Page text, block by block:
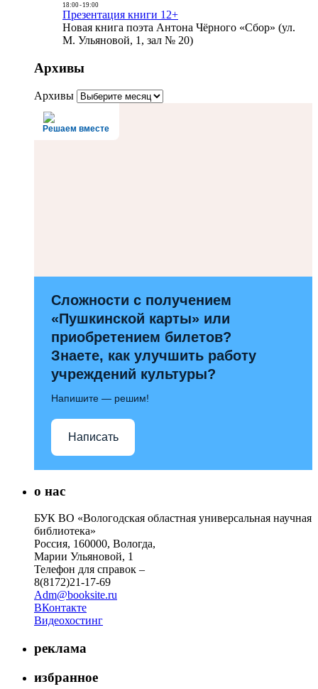
18:00- 19:00
Презентация книги 12+
Новая книга поэта Антона Чёрного «Сбор» (ул.
М. Ульяновой, 1, зал № 20)
Архивы
Архивы
Решаем вместе
Сложности с получением
«Пушкинской карты» или
приобретением билетов?
Знаете, как улучшить работу
учреждений культуры?
Напишите — решим!
Написать
о нас
БУК ВО «Вологодская областная универсальная научная
библиотека»
Россия, 160000, Вологда,
Марии Ульяновой, 1
Телефон для справок –
8(8172)21-17-69
Adm@booksite.ru
ВКонтакте
Видеохостинг
реклама
избранное